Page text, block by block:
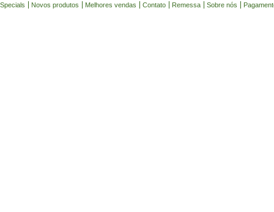
Specials Novos produtos Melhores vendas Contato Remessa Sobre nós